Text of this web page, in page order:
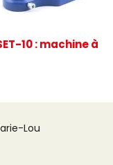
10 : machine à
Lou